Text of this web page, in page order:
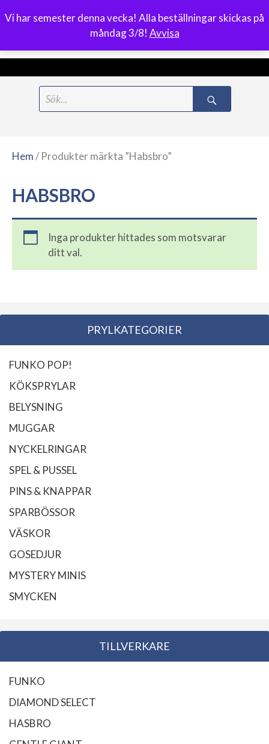
Vi har semester denna vecka! Alla beställningar skickas på
måndag 3/8! Avvisa
0
Meny
Hem/ Produkter märkta ”Habsbro”
HABSBRO
Inga produkter hittades som motsvarar
ditt val.
PRYLKATEGORIER
FUNKO POP!
KÖKSPRYLAR
BELYSNING
MUGGAR
NYCKELRINGAR
SPEL & PUSSEL
PINS & KNAPPAR
SPARBÖSSOR
VÄSKOR
GOSEDJUR
MYSTERY MINIS
SMYCKEN
TILLVERKARE
FUNKO
DIAMOND SELECT
HASBRO